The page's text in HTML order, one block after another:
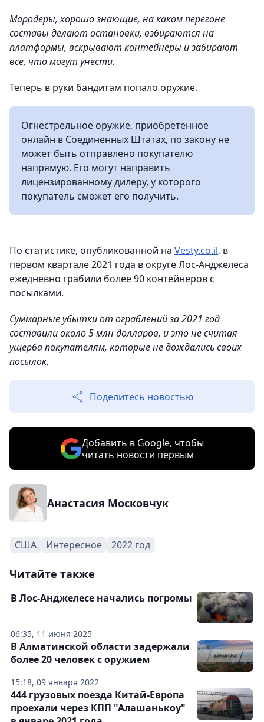
Мародеры, хорошо знающие, на каком перегоне
составы делают остановки, взбираются на
платформы, вскрывают контейнеры и забирают
все, что могут унести.
Теперь в руки бандитам попало оружие.
Огнестрельное оружие, приобретенное
онлайн в Соединенных Штатах, по закону не
может быть отправлено покупателю
напрямую. Его могут направить
лицензированному дилеру, у которого
покупатель сможет его получить.
По статистике, опубликованной на Vesty.co.il, в
первом квартале 2021 года в округе Лос-Анджелеса
ежедневно грабили более 90 контейнеров с
посылками.
Суммарные убытки от ограблений за 2021 год
составили около 5 млн долларов, и это не считая
ущерба покупателям, которые не дождались своих
посылок.
Поделитесь новостью
Добавить в Google, чтобы
читать новости первым
Анастасия Московчук
США Интересное 2022 год
Читайте также
06:35, 11 июня 2025
В Лос-Анджелесе начались погромы
15:18, 09 января 2022
В Алматинской области задержали
более 20 человек с оружием
444 грузовых поезда Китай-Европа
проехали через КПП "Алашанькоу"